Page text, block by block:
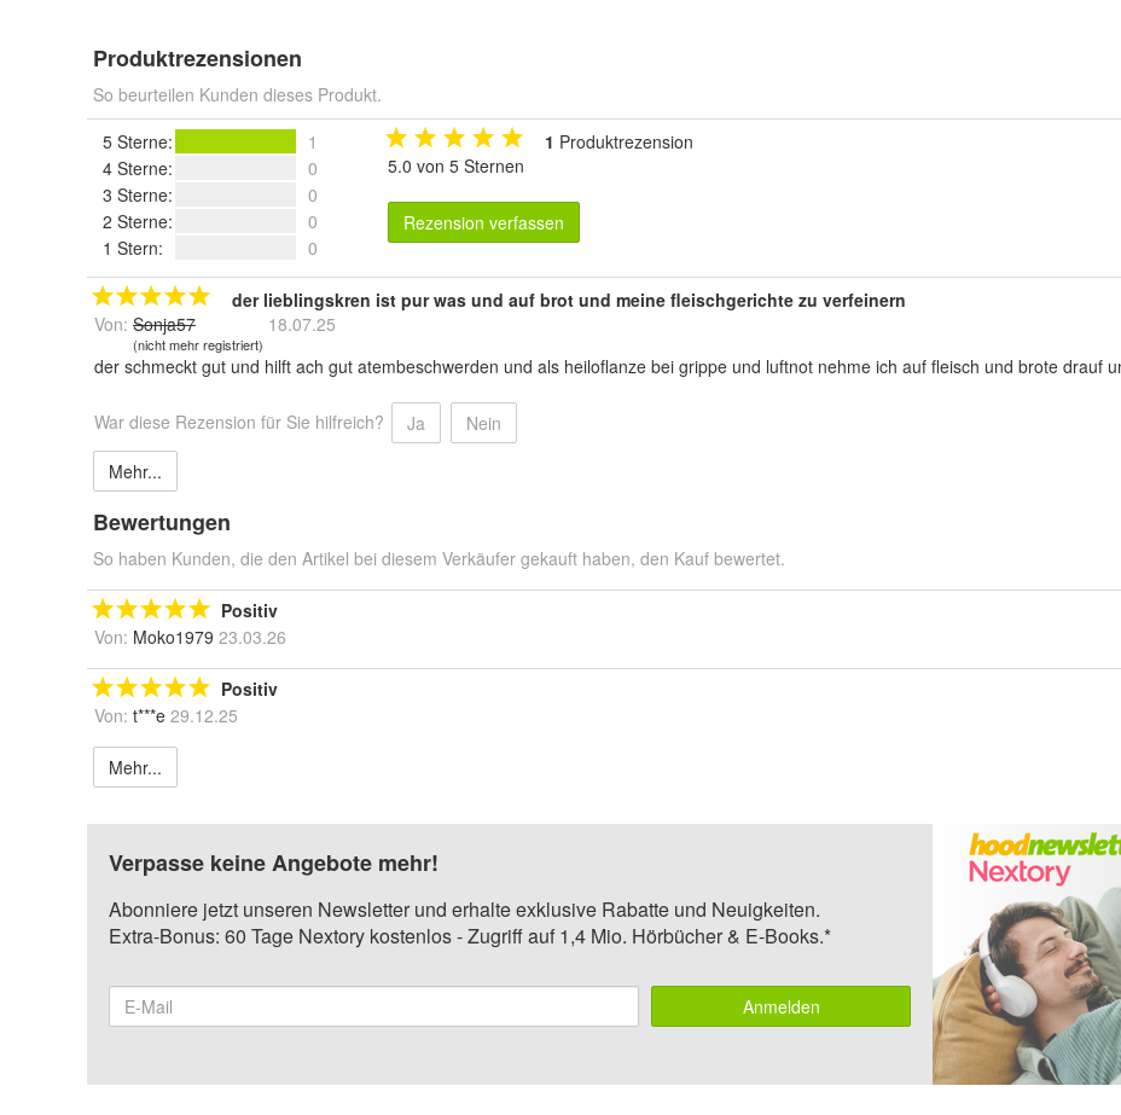
Produktrezensionen
So beurteilen Kunden dieses Produkt.
5 Sterne:
1
4 Sterne:
0
3 Sterne:
0
2 Sterne:
0
1 Stern: 0
1 Produktrezension
5.0 von 5 Sternen
Rezension verfassen
der lieblingskren ist pur was und auf brot und meine fleischgerichte zu verfeinern
Von: Sonja57
(nicht mehr registriert)
18.07.25
der schmeckt gut und hilft ach gut atembeschwerden und als heiloflanze bei grippe und luftnot nehme ich auf fleisch und brote drauf
War diese Rezension für Sie hilfreich? Ja
Nein
Mehr...
Bewertungen
So haben Kunden, die den Artikel bei diesem Verkäufer gekauft haben, den Kauf bewertet.
Positiv
Von: Moko1979 23.03.26
Positiv
Von: t***e 29.12.25
Mehr...
Verpasse keine Angebote mehr!
Abonniere jetzt unseren Newsletter und erhalte exklusive Rabatte und Neuigkeiten.
Extra-Bonus: 60 Tage Nextory kostenlos - Zugriff auf 1,4 Mio. Hörbücher & E-Books.*
Anmelden